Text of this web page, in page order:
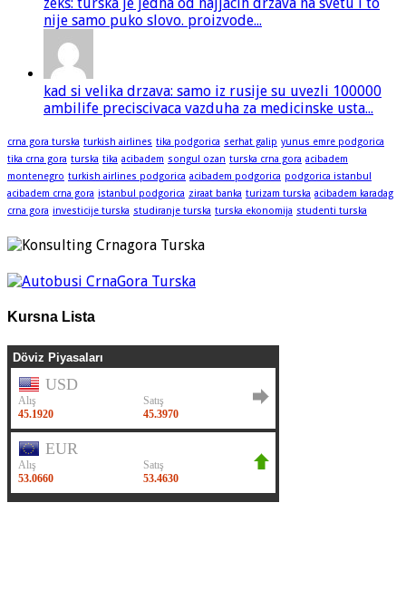
nije samo puko slovo. proizvode...
kad si velika drzava: samo iz rusije su uvezli 100000
ambilife preciscivaca vazduha za medicinske usta...
crna gora turska turkish airlines tika podgorica serhat galip yunus emre podgorica
tika crna gora turska tika acibadem songul ozan turska crna gora acibadem
montenegro turkish airlines podgorica acibadem podgorica podgorica istanbul
acibadem crna gora istanbul podgorica ziraat banka turizam turska acibadem karadag
crna gora investicije turska studiranje turska turska ekonomija studenti turska
Kursna Lista